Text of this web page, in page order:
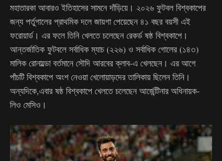
মহাতারকা আবারও ইতিহাসের সামনে দাঁড়িয়ে। ২০২৬ ফুটবল বিশ্বকাপের
জন্য পর্তুগালের প্রাথমিক দলে জায়গা পেয়েছেন ৪১ বছর বয়সী এই
ফরোয়ার্ড। এর ফলে তিনি খেলতে চলেছেন রেকর্ড ষষ্ঠ বিশ্বকাপে।
আন্তর্জাতিক ফুটবলে সর্বাধিক ম্যাচ (২২৬) ও সর্বাধিক গোলের (১৪৩)
মালিক রোনাল্ডো বর্তমানে সৌদি আরবের ক্লাব-এ খেলছেন। এর আগে
পাঁচটি বিশ্বকাপে অংশ নেওয়া খেলোয়াড়দের তালিকায় ছিলেন তিনি।
অন্যদিকে,এবার ষষ্ঠ বিশ্বকাপে খেলতে চলেছেন আর্জেন্টিনার অধিনায়ক-
লিও মেসিও।